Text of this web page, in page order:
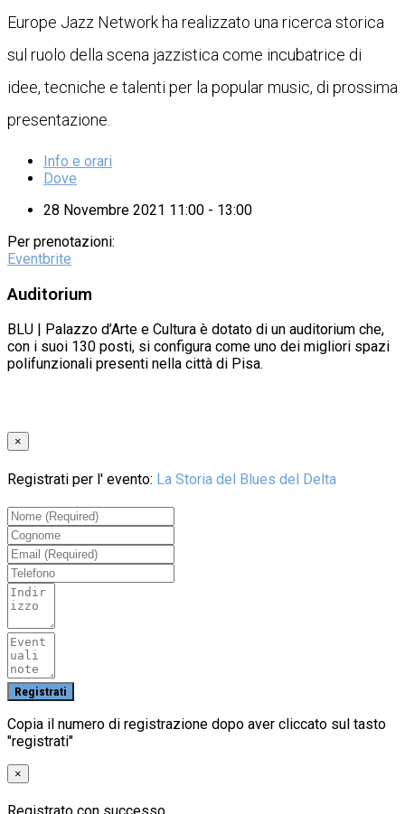
Europe Jazz Network ha realizzato una ricerca storica
sul ruolo della scena jazzistica come incubatrice di
idee, tecniche e talenti per la popular music, di prossima
presentazione.
Info e orari
Dove
28 Novembre 2021 11:00 - 13:00
Per prenotazioni:
Eventbrite
Auditorium
BLU | Palazzo d’Arte e Cultura è dotato di un auditorium che,
con i suoi 130 posti, si configura come uno dei migliori spazi
polifunzionali presenti nella città di Pisa.
×
Registrati per l' evento: La Storia del Blues del Delta
Copia il numero di registrazione dopo aver cliccato sul tasto
"registrati"
×